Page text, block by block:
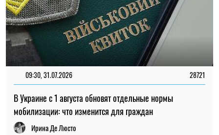
09:30, 31.07.2026 28721
В Украине с 1 августа обновят отдельные нормы
мобилизации: что изменится для граждан
Ирина Де Люсто